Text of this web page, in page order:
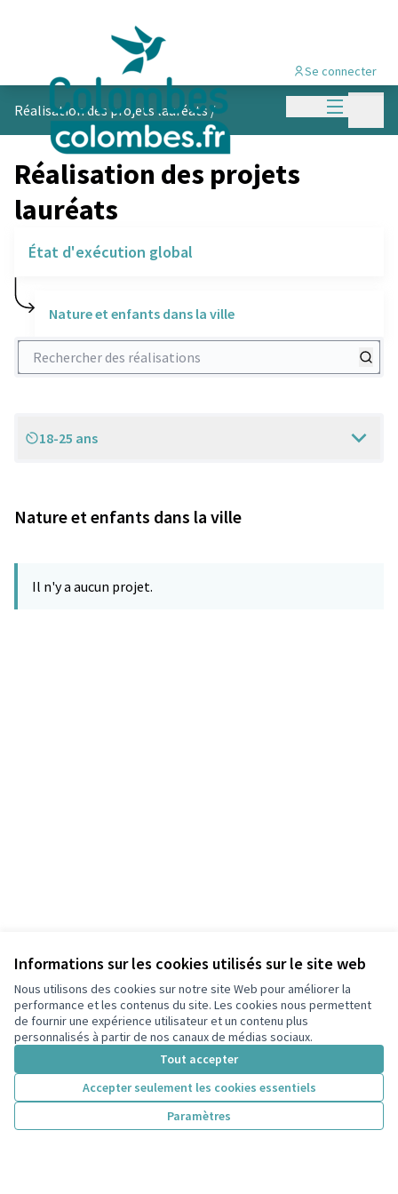
Informations sur les cookies utilisés sur le site web
Nous utilisons des cookies sur notre site Web pour améliorer la
performance et les contenus du site. Les cookies nous permettent
de fournir une expérience utilisateur et un contenu plus
personnalisés à partir de nos canaux de médias sociaux.
Tout accepter
Accepter seulement les cookies essentiels
Paramètres
Menu
Se connecter
Réalisation des projets lauréats /
Réalisation des projets
lauréats
État d'exécution global
Nature et enfants dans la ville
Rechercher des réalisations
Scope
18-25 ans
Nature et enfants dans la ville
Il n'y a aucun projet.